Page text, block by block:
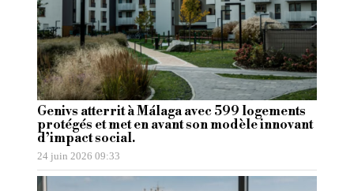
Genivs atterrit à Málaga avec 599 logements
protégés et met en avant son modèle innovant
d’impact social.
24 juin 2026 09:33